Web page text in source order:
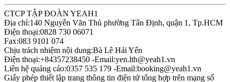
CTCP TẬP ĐOÀN YEAH1
Địa chỉ:140 Nguyễn Văn Thủ phường Tân Định, quận 1, Tp.HCM
Điện thoại:0828 730 06071
Fax:083 9101 074
Chịu trách nhiệm nội dung:Bà Lê Hải Yến
Điện thoại:+84357238450 -Email:yen.lth@yeah1.vn
Liên hệ quảng cáo:0357 535 179 -Email:booking@yeah1.vn
Giấy phép thiết lập trang thông tin điện tử tổng hợp trên mạng số